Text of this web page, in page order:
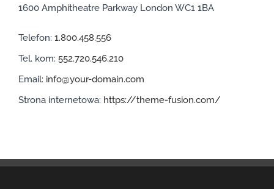
1600 Amphitheatre Parkway London WC1 1BA
Telefon: 1.800.458.556
Tel. kom: 552.720.546.210
Email: info@your-domain.com
Strona internetowa: https://theme-fusion.com/